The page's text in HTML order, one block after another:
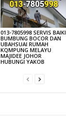
013-7805998 SERVIS BAIKI
BUMBUNG BOCOR DAN
UBAHSUAI RUMAH
KQMPUNG MELAYU
MAJIDEE JOHOR
HUBUNGI YAKOB